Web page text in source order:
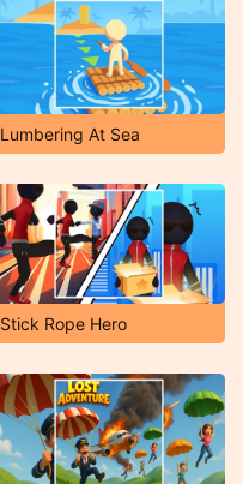
Lumbering At Sea
Stick Rope Hero